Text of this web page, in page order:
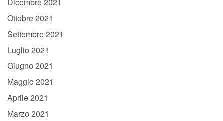
Ottobre 2021
Settembre 2021
Luglio 2021
Giugno 2021
Maggio 2021
Aprile 2021
Marzo 2021